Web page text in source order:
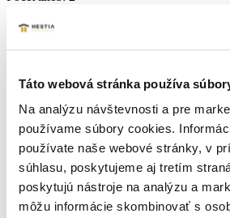
Táto webová stránka používa
Na analýzu návštevnosti a pre
používame súbory cookies.
používate naše webové stránky, v
súhlasu, poskytujeme aj tretím
poskytujú nástroje na analýzu a
môžu informácie skombinovať s
Áno, čiastočne
Internet:áno
Príjazdová cesta:asfaltová
Vodovod:na pozemku
Plyn:na pozemku